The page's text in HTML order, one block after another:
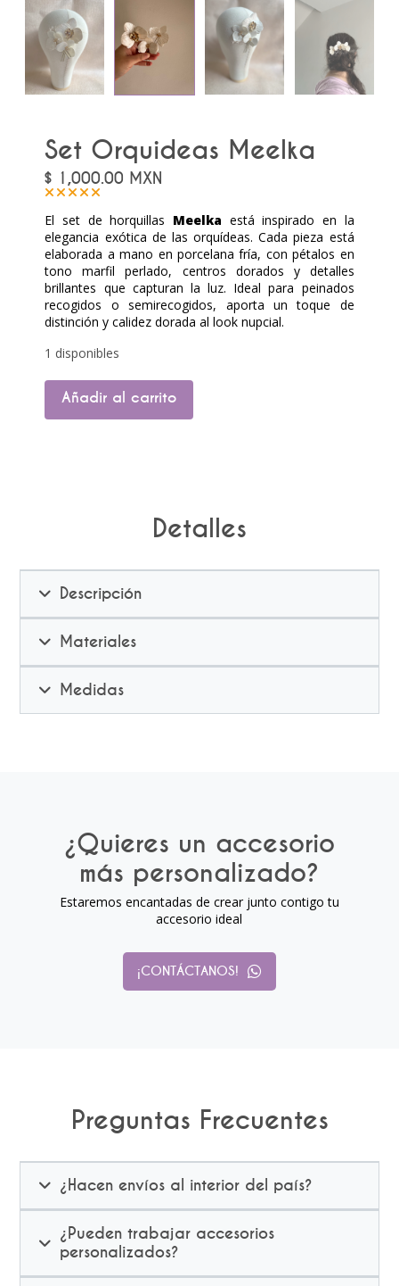
Set Orquideas Meelka
$ 1,000.00 MXN
El set de horquillas Meelka está inspirado en la
elegancia exótica de las orquídeas. Cada pieza está
elaborada a mano en porcelana fría, con pétalos en
tono marfil perlado, centros dorados y detalles
brillantes que capturan la luz. Ideal para peinados
recogidos o semirecogidos, aporta un toque de
distinción y calidez dorada al look nupcial.
1 disponibles
Añadir al carrito
Detalles
Descripción
Materiales
Medidas
¿Quieres un accesorio
más personalizado?
Estaremos encantadas de crear junto contigo tu
accesorio ideal
¡CONTÁCTANOS!
Preguntas Frecuentes
¿Hacen envíos al interior del país?
¿Pueden trabajar accesorios
personalizados?